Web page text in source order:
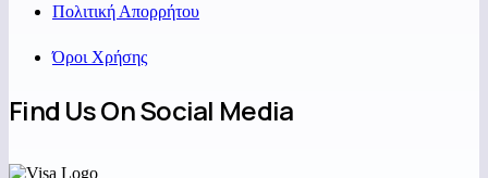
Πολιτική Απορρήτου
Όροι Χρήσης
Find Us On Social Media